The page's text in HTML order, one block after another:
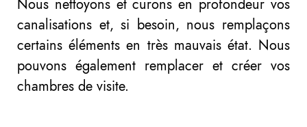
Nous nettoyons et curons en profondeur vos
canalisations et, si besoin, nous remplaçons
certains éléments en très mauvais état. Nous
pouvons également remplacer et créer vos
chambres de visite.